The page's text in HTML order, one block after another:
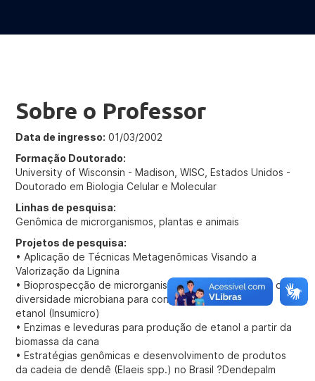
Sobre o Professor
Data de ingresso: 01/03/2002
Formação Doutorado:
University of Wisconsin - Madison, WISC, Estados Unidos -
Doutorado em Biologia Celular e Molecular
Linhas de pesquisa:
Genômica de microrganismos, plantas e animais
Projetos de pesquisa:
• Aplicação de Técnicas Metagenômicas Visando a
Valorização da Lignina
• Bioprospecção de microrganismos e enzimas a partir da
diversidade microbiana para conversão de biomassa a
etanol (Insumicro)
• Enzimas e leveduras para produção de etanol a partir da
biomassa da cana
• Estratégias genômicas e desenvolvimento de produtos
da cadeia de dendê (Elaeis spp.) no Brasil ?Dendepalm